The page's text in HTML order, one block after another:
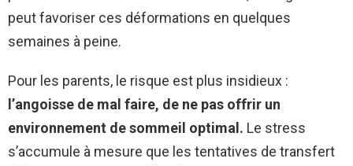
peut favoriser ces déformations en quelques
semaines à peine.
Pour les parents, le risque est plus insidieux :
l’angoisse de mal faire, de ne pas offrir un
environnement de sommeil optimal. Le stress
s’accumule à mesure que les tentatives de transfert